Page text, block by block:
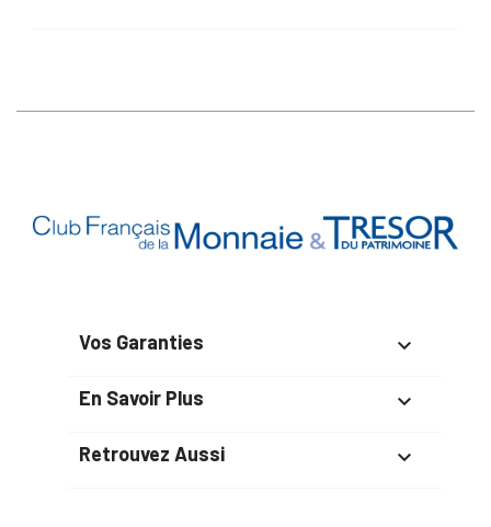
Vos Garanties 
En Savoir Plus 
Retrouvez Aussi 